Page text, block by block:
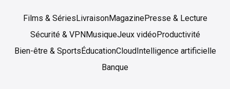
Films & SériesLivraisonMagazinePresse & Lecture
Sécurité & VPNMusiqueJeux vidéoProductivité
Bien-être & SportsÉducationCloudIntelligence artificielle
Banque